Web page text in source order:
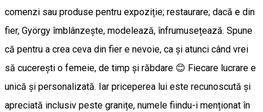
comenzi sau produse pentru expoziție; restaurare; dacă e din
fier, György îmblânzește, modelează, înfrumusețează. Spune
că pentru a crea ceva din fier e nevoie, ca și atunci când vrei
să cucerești o femeie, de timp și răbdare 😊 Fiecare lucrare e
unică și personalizată. Iar priceperea lui este recunoscută și
apreciată inclusiv peste granițe, numele fiindu-i menționat în